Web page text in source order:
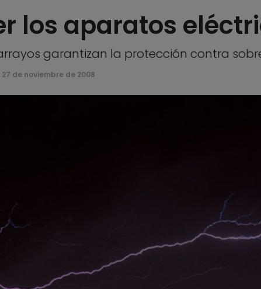
los aparatos
garantizan la protección contra
27 de noviembre de 2008